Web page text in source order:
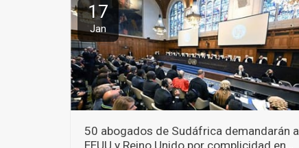
17
Jan
50 abogados de Sudáfrica demandarán a
EEUU y Reino Unido por complicidad en